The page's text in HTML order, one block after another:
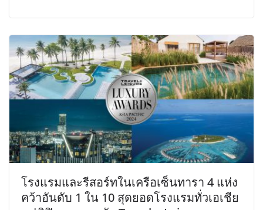
โรงแรมและรีสอร์ทในเครือเซ็นทารา 4 แห่ง
คว้าอันดับ 1 ใน 10 สุดยอดโรงแรมทั่วเอเชีย